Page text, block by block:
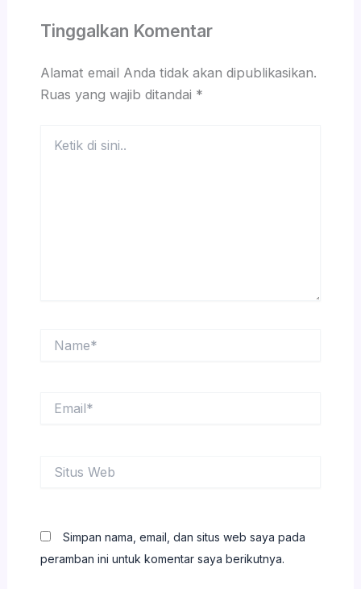
Tinggalkan Komentar
Alamat email Anda tidak akan dipublikasikan.
Ruas yang wajib ditandai *
Web
Simpan nama, email, dan situs web saya pada
peramban ini untuk komentar saya berikutnya.